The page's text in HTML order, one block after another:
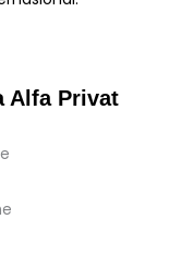
Alfa Privat